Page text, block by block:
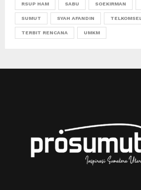
RSUP HAM SABU SOEKIRMAN
SUMUT SYAH AFANDIN
TERBIT RENCANA UMKM